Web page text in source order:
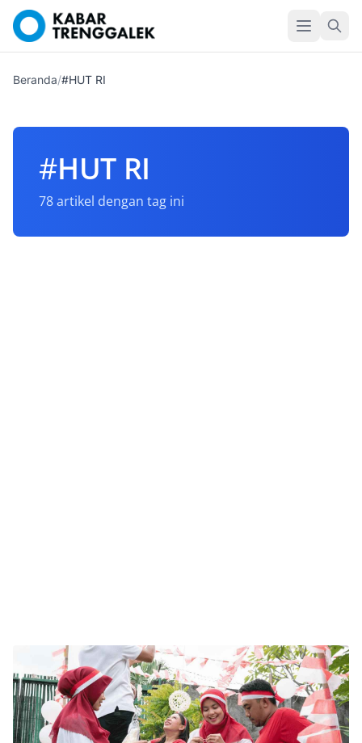
Beranda/#HUT RI
#HUT RI
78 artikel dengan tag ini